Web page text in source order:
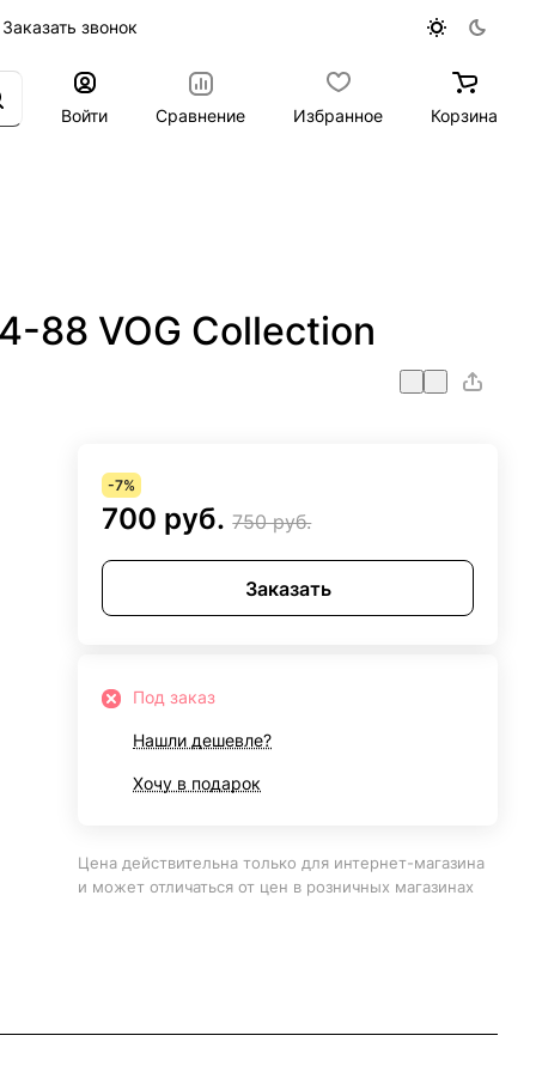
Заказать звонок
Войти Сравнение Избранное Корзина
88 VOG Collection
-7%
700 руб. 750 руб.
Заказать
Под заказ
Нашли дешевле?
Хочу в подарок
Цена действительна только для интернет-магазина
и может отличаться от цен в розничных магазинах